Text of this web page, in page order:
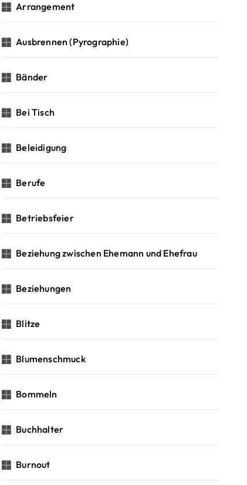
Arrangement
Ausbrennen (Pyrographie)
Bänder
Bei Tisch
Beleidigung
Berufe
Betriebsfeier
Beziehung zwischen Ehemann und Ehefrau
Beziehungen
Blitze
Blumenschmuck
Bommeln
Buchhalter
Burnout